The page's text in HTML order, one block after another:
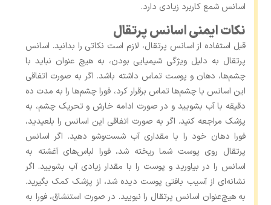
اسانس شمع‌ کاربرد زیادی دارد.
نکات ایمنی اسانس پرتقال
قبل استفاده از اسانس پرتقال، لازم است نکاتی را بدانید. اسانس
پرتقال به دلیل ویژگی شیمیایی بودن، به هیچ عنوان نباید با
چشم‌ها، دهان و پوست تماس داشته باشد. اگر به صورت اتفاقی
این اسانس با چشم‌ها تماس برقرار کرد، فورا چشم‌ها را به مدت ده
دقیقه با آب بشویید و در صورت ادامه خارش و تحریک چشم، به
پزشک مراجعه کنید. اگر به صورت اتفاقی این اسانس را بلعیدید،
فورا دهان خود را با مقداری آب شست‌وشو دهید. اگر اسانس
پرتقال روی پوست شما ریخته شد، فورا لباس‌های آغشته به
اسانس را در بیاورید و پوست را با مقدار زیادی آب بشویید. اگر
نشانه‌ای از آسیب بافتی پوست دیده شد، از پزشک کمک بگیرید.
به هیچ‌عنوان اسانس پرتقال را نبویید. در صورت استنشاق، فورا به